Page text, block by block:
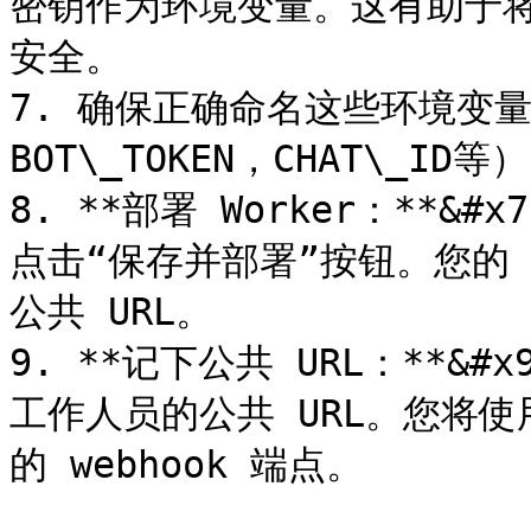
安全。
7. 确保正确命名这些环境变
BOT\_TOKEN，CHAT\_ID等
8. **部署 Worker：
点击“保存并部署”按钮。您
公共 URL。
9. **记下公共 URL：
工作人员的公共 URL。您将
的 webhook 端点。